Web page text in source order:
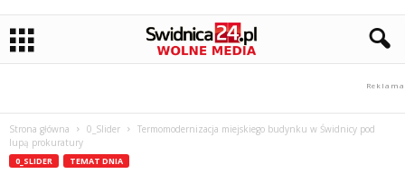
Strona główna 0_Slider
Termomodernizacja miejskiego budynku w Świdnicy pod
lupą prokuratury
0_SLIDER TEMAT DNIA